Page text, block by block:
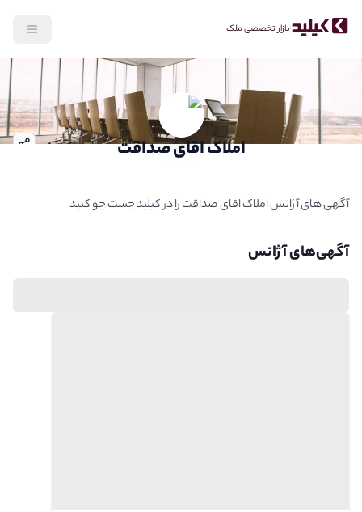
بازار تخصصی ملک
املاک اقای صداقت
توضیحات آژانس
آگهی های آژانس املاک اقای صداقت را در کیلید جست جو کنید
آگهی‌‌های آژانس